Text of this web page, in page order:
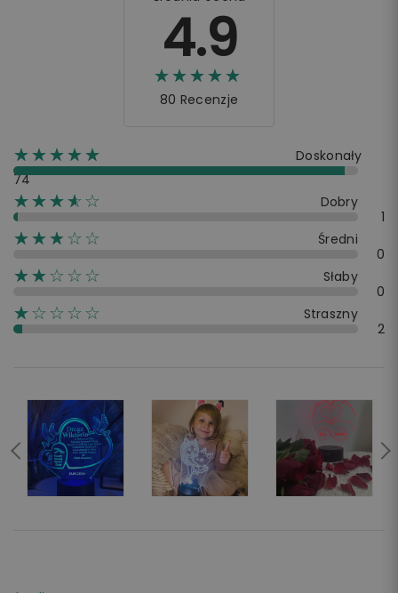
4.9
☆☆☆☆☆
★★★★★
80 Recenzje
☆☆☆☆☆
★★★★★
Doskonały
74
☆☆☆☆☆
★★★★
Dobry
1
☆☆☆☆☆
★★★
Średni
0
☆☆☆☆☆
★★
Słaby
0
☆☆☆☆☆
★
Straszny
2